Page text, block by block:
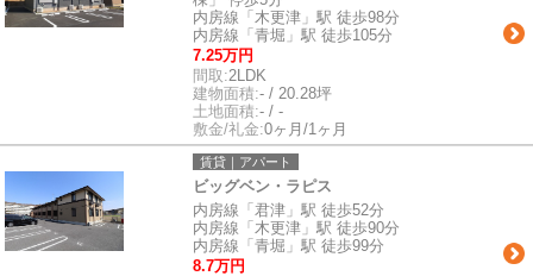
内房線「木更津」駅 徒歩98分
内房線「青堀」駅 徒歩105分
7.25万円
間取:2LDK
建物面積:- / 20.28坪
土地面積:- / -
敷金/礼金:0ヶ月/1ヶ月
賃貸｜アパート
ビッグベン・ラピス
内房線「君津」駅 徒歩52分
内房線「木更津」駅 徒歩90分
内房線「青堀」駅 徒歩99分
8.7万円